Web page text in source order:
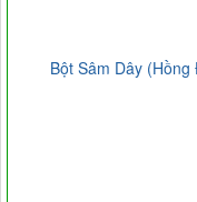
Bột Sâm Dây